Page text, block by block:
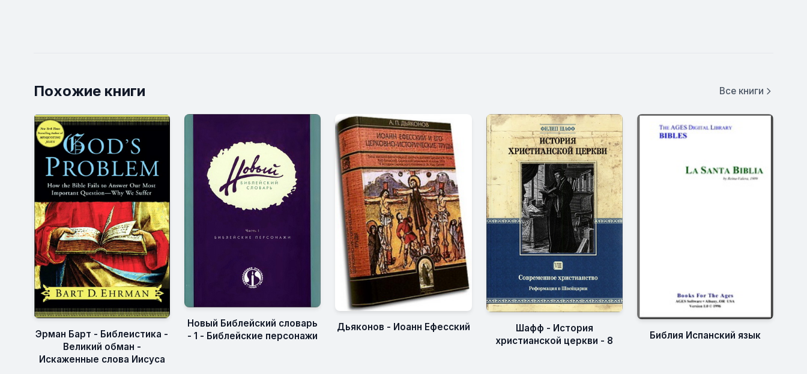
Похожие книги Все книги
Эрман Барт - Библеистика -
Великий обман -
Искаженные слова Иисуса
Новый Библейский словарь
- 1 - Библейские персонажи
Дьяконов - Иоанн Ефесский
Шафф - История
христианской церкви - 8
Библия Испанский язык